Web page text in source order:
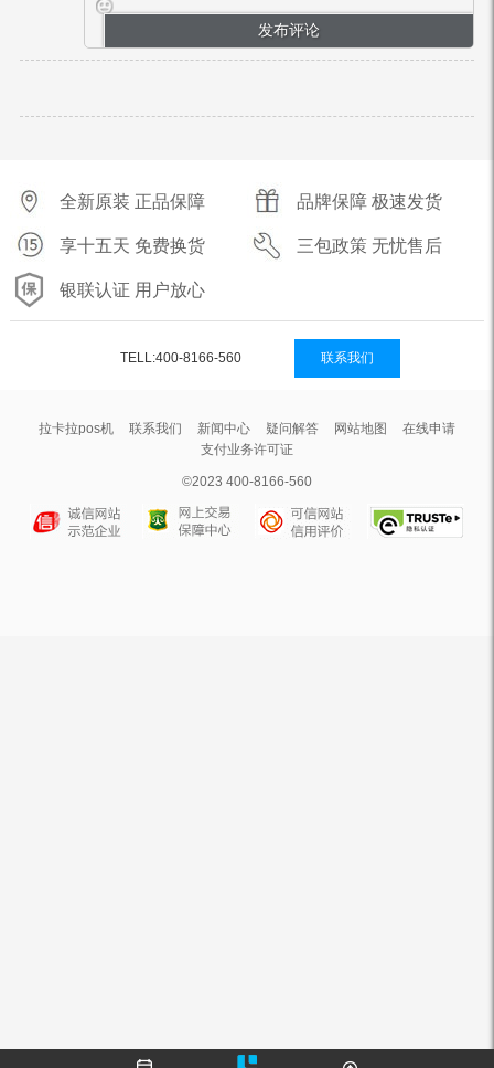
全新原装 正品保障 品牌保障 极速发货
享十五天 免费换货 三包政策 无忧售后
银联认证 用户放心
TELL:400-8166-560 联系我们
拉卡拉pos机 联系我们 新闻中心 疑问解答 网站地图
在线申请
支付业务许可证
©2023 400-8166-560